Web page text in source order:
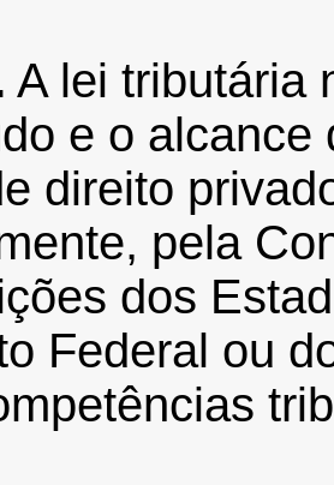
A lei tributária
e o
direito
pela
dos
Federal ou